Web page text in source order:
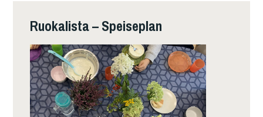
Ruokalista – Speiseplan